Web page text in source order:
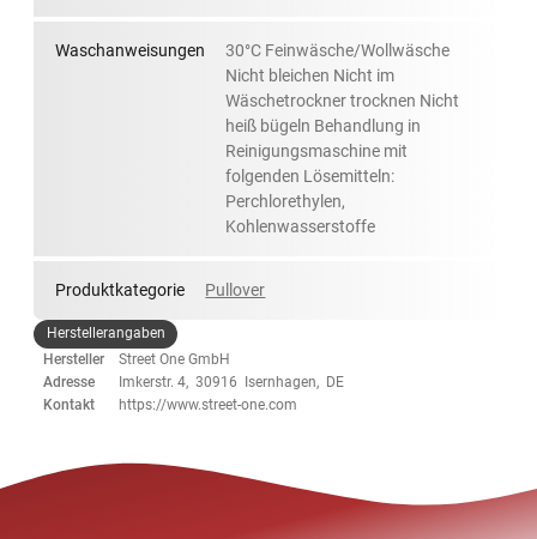
Waschanweisungen
30°C Feinwäsche/Wollwäsche
Nicht bleichen Nicht im
Wäschetrockner trocknen Nicht
heiß bügeln Behandlung in
Reinigungsmaschine mit
folgenden Lösemitteln:
Perchlorethylen,
Kohlenwasserstoffe
Produktkategorie Pullover
Herstellerangaben
Hersteller
Street One GmbH
Adresse
Imkerstr. 4, 30916 Isernhagen, DE
Kontakt
https://www.street-one.com